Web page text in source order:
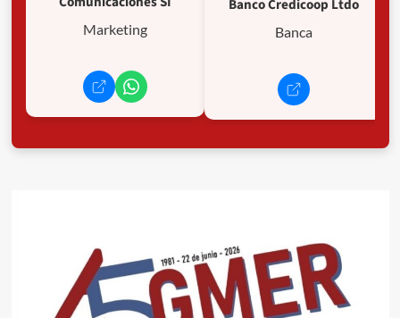
Marketing
Banco Credicoop Ltdo
Banca